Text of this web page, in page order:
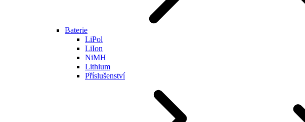
Baterie
LiPol
LiIon
NiMH
Lithium
Příslušenství